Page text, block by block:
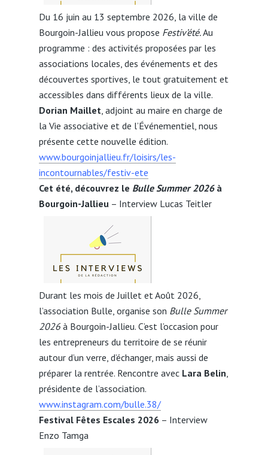
Du 16 juin au 13 septembre 2026, la ville de
Bourgoin-Jallieu vous propose Festiv’été.Au
programme : des activités proposées par les
associations locales, des événements et des
découvertes sportives, le tout gratuitement et
accessibles dans différents lieux de la ville.
Dorian Maillet, adjoint au maire en charge de
la Vie associative et de l’Événementiel, nous
présente cette nouvelle édition.
www.bourgoinjallieu.fr/loisirs/les-
incontournables/festiv-ete
Cet été, découvrez le Bulle Summer 2026à
Bourgoin-Jallieu– Interview Lucas Teitler
Durant les mois de Juillet et Août 2026,
l’association Bulle, organise son Bulle Summer
2026à Bourgoin-Jallieu. C’est l’occasion pour
les entrepreneurs du territoire de se réunir
autour d’un verre, d’échanger, mais aussi de
préparer la rentrée. Rencontre avec Lara Belin,
présidente de l’association.
www.instagram.com/bulle.38/
Festival Fêtes Escales 2026 – Interview
Enzo Tamga